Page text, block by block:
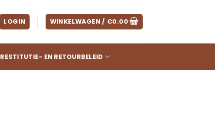
LOGIN WINKELWAGEN / €0.00
RESTITUTIE- EN RETOURBELEID